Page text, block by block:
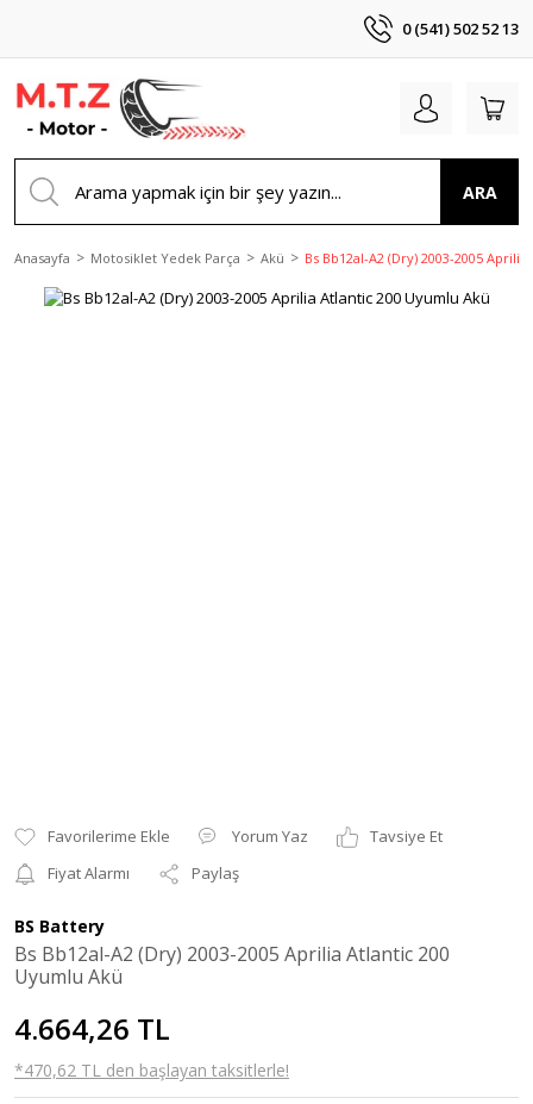
0 (541) 502 52 13
ARA
Anasayfa Motosiklet Yedek Parça Akü Bs Bb12al-A2 (Dry) 2003-2005
Yorum Yaz
Tavsiye Et
Fiyat Alarmı
Paylaş
BS Battery
Bs Bb12al-A2 (Dry) 2003-2005 Aprilia Atlantic 200
Uyumlu Akü
4.664,26 TL
*470,62 TL den başlayan taksitlerle!